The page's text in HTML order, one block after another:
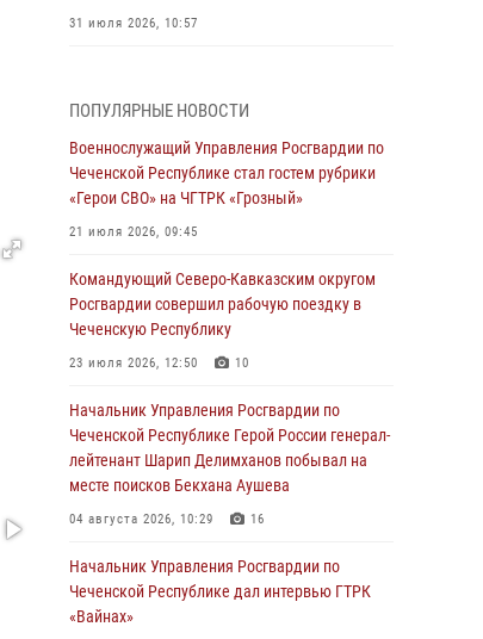
31 июля 2026, 10:57
Командующий Северо-Кавказским округом
Росгвардии совершил рабочую поездку в
Чеченскую Республику
Военнослужащий Управления Росгвардии по
Чеченской Республике стал гостем рубрики
«Герои СВО» на ЧГТРК «Грозный»
В ДНР росгвардейцы уничтожили около 80
вражеских беспилотников самолётного типа
безопасность конно-спортивных
соревнований
ПОПУЛЯРНЫЕ НОВОСТИ
Военнослужащий Управления Росгвардии по
Чеченской Республике стал гостем рубрики
«Герои СВО» на ЧГТРК «Грозный»
21 июля 2026, 09:45
Командующий Северо-Кавказским округом
Росгвардии совершил рабочую поездку в
Чеченскую Республику
23 июля 2026, 12:50 10
Начальник Управления Росгвардии по
Чеченской Республике Герой России генерал-
лейтенант Шарип Делимханов побывал на
месте поисков Бекхана Аушева
04 августа 2026, 10:29 16
Начальник Управления Росгвардии по
Чеченской Республике дал интервью ГТРК
«Вайнах»